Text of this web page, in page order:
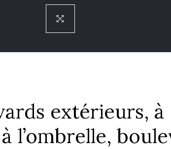
extérieurs, à
l’ombrelle,